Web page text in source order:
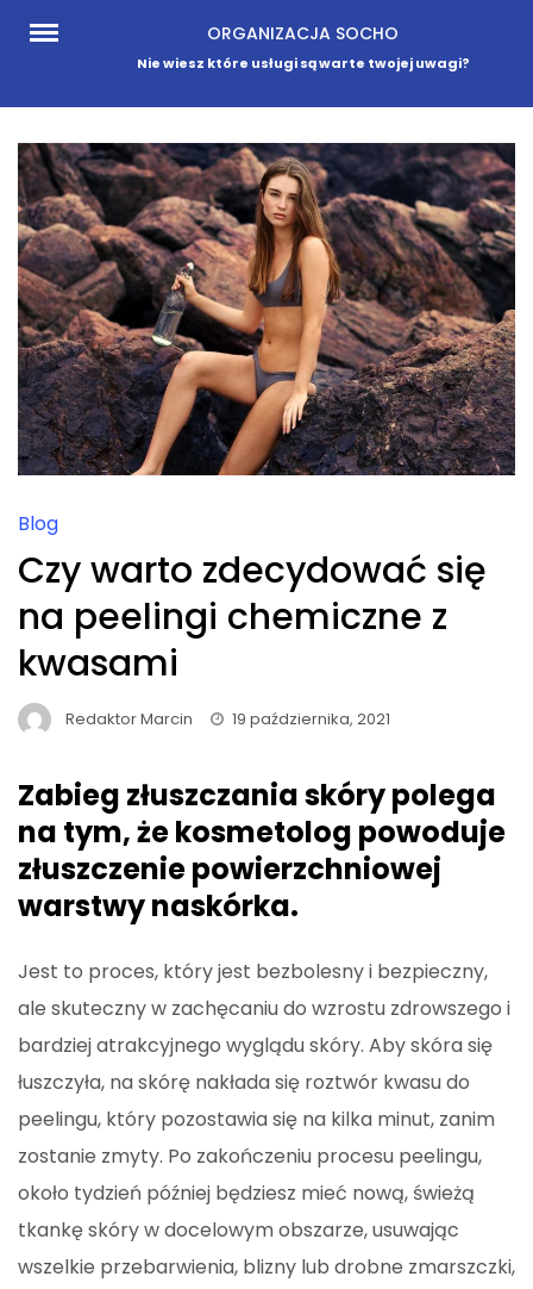
Skip
ORGANIZACJA SOCHO
Nie wiesz które usługi są warte twojej uwagi?
Blog
Czy warto zdecydować się
na peelingi chemiczne z
kwasami
Redaktor Marcin 19 października, 2021
Zabieg złuszczania skóry polega
na tym, że kosmetolog powoduje
złuszczenie powierzchniowej
warstwy naskórka.
Jest to proces, który jest bezbolesny i bezpieczny,
ale skuteczny w zachęcaniu do wzrostu zdrowszego i
bardziej atrakcyjnego wyglądu skóry. Aby skóra się
łuszczyła, na skórę nakłada się roztwór kwasu do
peelingu, który pozostawia się na kilka minut, zanim
zostanie zmyty. Po zakończeniu procesu peelingu,
około tydzień później będziesz mieć nową, świeżą
tkankę skóry w docelowym obszarze, usuwając
wszelkie przebarwienia, blizny lub drobne zmarszczki,